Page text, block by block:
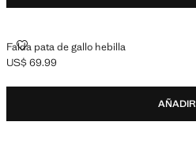
Falda pata de gallo hebilla
FALDA PATA DE GALLO HEBILLA
Precio actual [US$ 69.99 ]
US$ 69.99
AÑADIR